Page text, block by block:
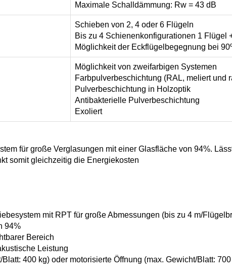
Maximale Schalldämmung: Rw = 43 dB
Schieben von 2, 4 oder 6 Flügeln
Bis zu 4 Schienenkonfigurationen 1 Flügel
Möglichkeit der Eckflügelbegegnung bei
Möglichkeit von zweifarbigen Systemen
Farbpulverbeschichtung (RAL, meliert und
Pulverbeschichtung in Holzoptik
Antibakterielle Pulverbeschichtung
Exoliert
für große Verglasungen mit einer Glasfläche von 94%.
somit gleichzeitig die Energiekosten
mit RPT für große Abmessungen (bis zu 4 m/
94%
Bereich
Leistung
400 kg) oder motorisierte Öffnung (max. Gewicht/Blatt: